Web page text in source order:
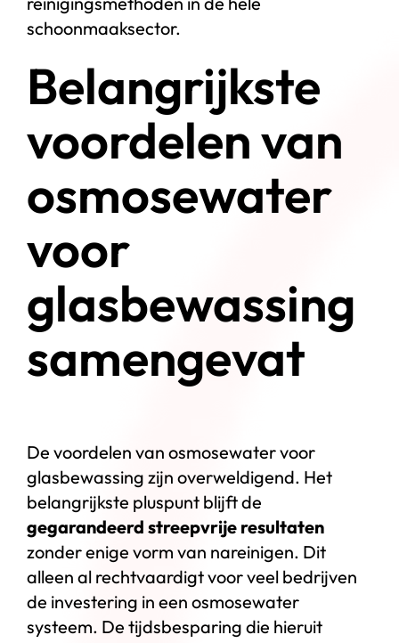
schoonmaaksector.
Belangrijkste
voordelen van
osmosewater
voor
glasbewassing
samengevat
De voordelen van osmosewater voor
glasbewassing zijn overweldigend. Het
belangrijkste pluspunt blijft de
gegarandeerd streepvrije resultaten
zonder enige vorm van nareinigen. Dit
alleen al rechtvaardigt voor veel bedrijven
de investering in een osmosewater
systeem. De tijdsbesparing die hieruit